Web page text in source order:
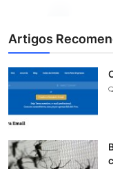
Artigos